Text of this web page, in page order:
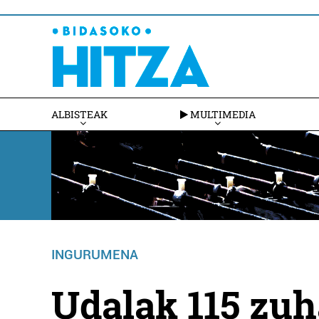
ALBISTEAK MULTIMEDIA
INGURUMENA
Udalak 115